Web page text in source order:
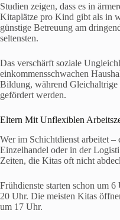
Studien zeigen, dass es in
Kitaplätze pro Kind gibt als in
günstige Betreuung am
seltensten.
Das verschärft soziale
einkommensschwachen
Bildung, während Gleichaltrige
gefördert werden.
Eltern Mit Unflexiblen
Wer im Schichtdienst arbeitet
Einzelhandel oder in der
Zeiten, die Kitas oft nicht
Frühdienste starten schon um 6
20 Uhr. Die meisten Kitas
um 17 Uhr.